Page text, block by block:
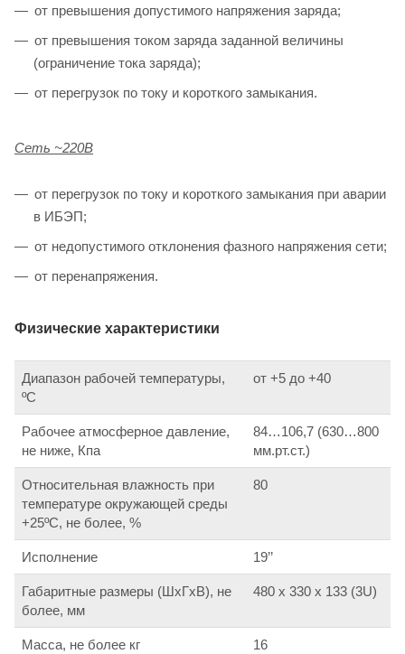
от превышения допустимого напряжения заряда;
от превышения током заряда заданной величины
(ограничение тока заряда);
от перегрузок по току и короткого замыкания.
Сеть ~220В
от перегрузок по току и короткого замыкания при аварии
в ИБЭП;
от недопустимого отклонения фазного напряжения сети;
от перенапряжения.
Физические характеристики
Диапазон рабочей температуры,
ºС
от +5 до +40
Рабочее атмосферное давление,
не ниже, Кпа
84…106,7 (630…800
мм.рт.ст.)
Относительная влажность при
температуре окружающей среды
+25ºС, не более, %
80
Исполнение 19’’
Габаритные размеры (ШхГхВ), не
более, мм
480 х 330 х 133 (3U)
Масса, не более кг 16